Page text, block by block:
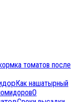
томатов после
Как нашатырный
0